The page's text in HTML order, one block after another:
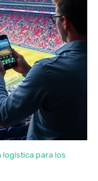
logística para los